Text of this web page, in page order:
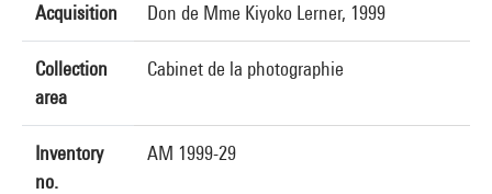
Acquisition Don de Mme Kiyoko Lerner, 1999
Collection
area
Cabinet de la photographie
Inventory
no.
AM 1999-29